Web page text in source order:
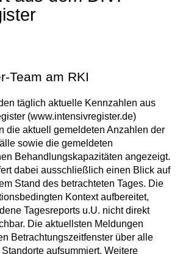
Team am RKI
täglich aktuelle Kennzahlen aus
(www.intensivregister.de)
die aktuell gemeldeten Anzahlen der
sowie die gemeldeten
Behandlungskapazitäten angezeigt.
dabei ausschließlich einen Blick auf
Stand des betrachteten Tages. Die
Kontext aufbereitet,
Tagesreports u.U. nicht direkt
Die aktuellsten Meldungen
Betrachtungszeitfenster über alle
aufsummiert. Weitere